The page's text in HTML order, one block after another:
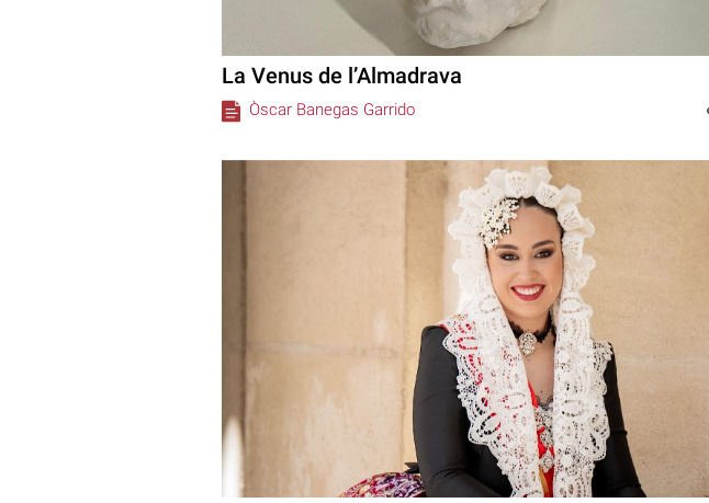
La Venus de l’Almadrava
Òscar Banegas Garrido